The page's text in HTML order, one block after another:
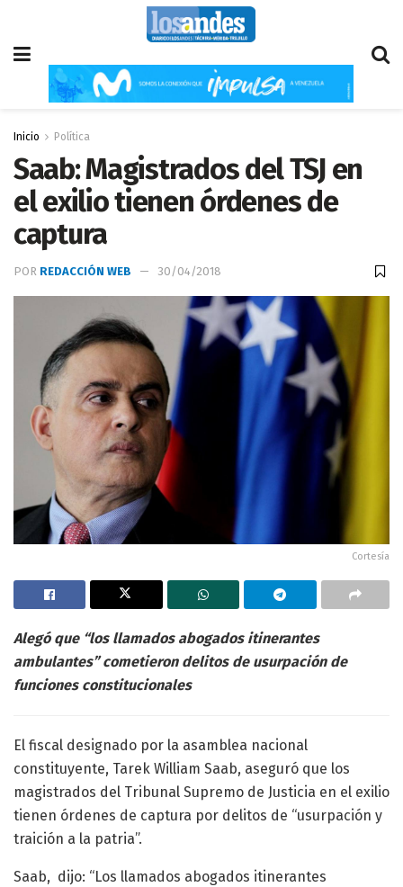
Inicio Política
Saab: Magistrados del TSJ en
el exilio tienen órdenes de
captura
POR REDACCIÓN WEB 30/04/2018
Cortesía
Alegó que “los llamados abogados itinerantes
ambulantes” cometieron delitos de usurpación de
funciones constitucionales
El fiscal designado por la asamblea nacional
constituyente, Tarek William Saab, aseguró que los
magistrados del Tribunal Supremo de Justicia en el exilio
tienen órdenes de captura por delitos de “usurpación y
traición a la patria”.
Saab, dijo: “Los llamados abogados itinerantes